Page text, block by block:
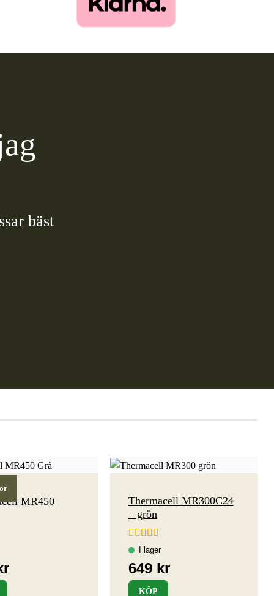
bäst
MR450
Thermacell MR300C24
– grön
Betygsatt
av 5
KÖP